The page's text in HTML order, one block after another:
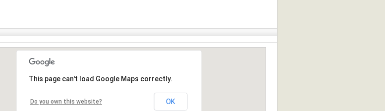
This page can't load Google Maps correctly.
Do you own this website? OK